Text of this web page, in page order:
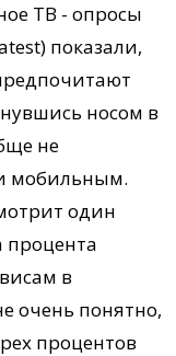
ТВ - опросы
показали,
носом в
не
мобильным.
один
в
очень понятно,
процентов